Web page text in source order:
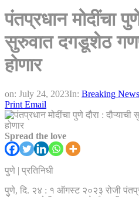
पंतप्रधान मोदींचा पुणे
सुरुवात दगडूशेठ
होणार
on: July 24, 2023In: Breaking News
Print Email
Spread the love
पुणे | प्रतिनिधी
पुणे, दि. २४ : १ ऑगस्ट २०२३ रोजी